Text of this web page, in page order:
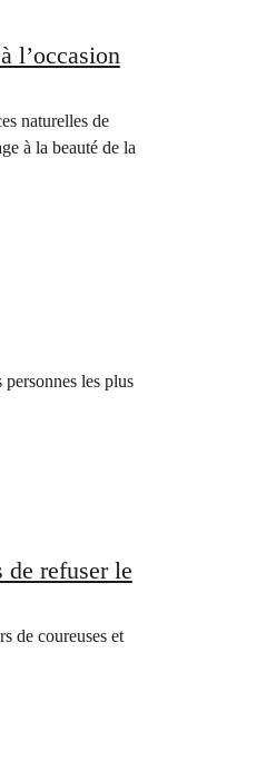
l’occasion
naturelles de
à la beauté de la
les plus
refuser le
de coureuses et